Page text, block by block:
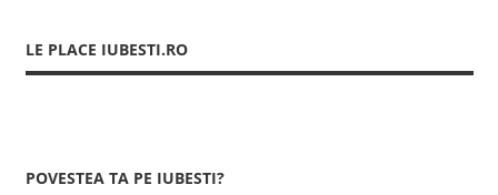
LE PLACE IUBESTI.RO
POVESTEA TA PE IUBESTI?